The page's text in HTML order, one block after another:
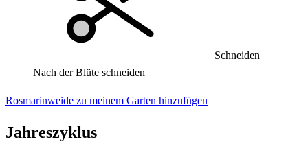
Schneiden
Nach der Blüte schneiden
Rosmarinweide zu meinem Garten hinzufügen
Jahreszyklus